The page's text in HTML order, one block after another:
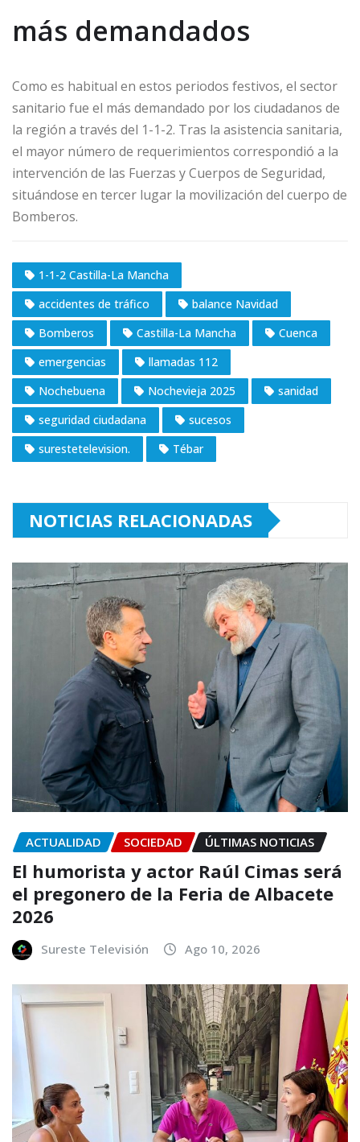
más demandados
Como es habitual en estos periodos festivos, el sector
sanitario fue el más demandado por los ciudadanos de
la región a través del 1-1-2. Tras la asistencia sanitaria,
el mayor número de requerimientos correspondió a la
intervención de las Fuerzas y Cuerpos de Seguridad,
situándose en tercer lugar la movilización del cuerpo de
Bomberos.
1-1-2 Castilla-La Mancha
accidentes de tráfico
balance Navidad
Bomberos
Castilla-La Mancha
Cuenca
emergencias
llamadas 112
Nochebuena
Nochevieja 2025
sanidad
seguridad ciudadana
sucesos
surestetelevision.
Tébar
NOTICIAS RELACIONADAS
ACTUALIDAD SOCIEDAD ÚLTIMAS NOTICIAS
El humorista y actor Raúl Cimas será
el pregonero de la Feria de Albacete
2026
Sureste Televisión Ago 10, 2026